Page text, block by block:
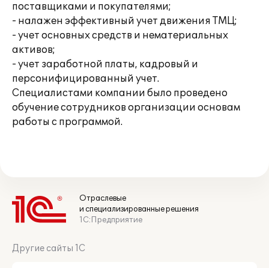
поставщиками и покупателями;
- налажен эффективный учет движения ТМЦ;
- учет основных средств и нематериальных
активов;
- учет заработной платы, кадровый и
персонифицированный учет.
Специалистами компании было проведено
обучение сотрудников организации основам
работы с программой.
Отраслевые
и специализированные решения
1С:Предприятие
Другие сайты 1С